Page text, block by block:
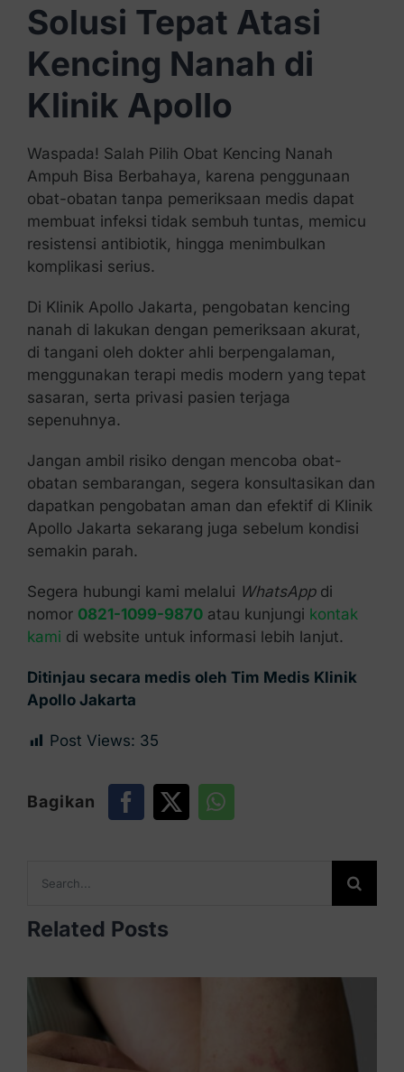
Solusi Tepat Atasi
Kencing Nanah di
Klinik Apollo
Waspada! Salah Pilih Obat Kencing Nanah
Ampuh Bisa Berbahaya, karena penggunaan
obat-obatan tanpa pemeriksaan medis dapat
membuat infeksi tidak sembuh tuntas, memicu
resistensi antibiotik, hingga menimbulkan
komplikasi serius.
Di Klinik Apollo Jakarta, pengobatan kencing
nanah di lakukan dengan pemeriksaan akurat,
di tangani oleh dokter ahli berpengalaman,
menggunakan terapi medis modern yang tepat
sasaran, serta privasi pasien terjaga
sepenuhnya.
Jangan ambil risiko dengan mencoba obat-
obatan sembarangan, segera konsultasikan dan
dapatkan pengobatan aman dan efektif di Klinik
Apollo Jakarta sekarang juga sebelum kondisi
semakin parah.
Segera hubungi kami melalui WhatsAppdi
nomor 0821-1099-9870atau kunjungi kontak
kami di website untuk informasi lebih lanjut.
Ditinjau secara medis oleh Tim Medis Klinik
Apollo Jakarta
Post Views: 35
Bagikan
for:
Related Posts